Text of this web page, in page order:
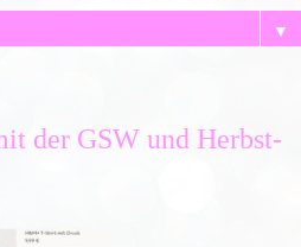
▼
der GSW und Herbst-